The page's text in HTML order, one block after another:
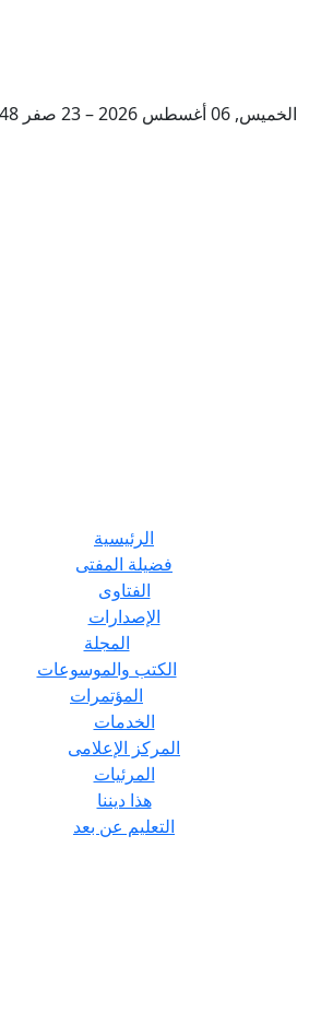
الخميس, 06 أغسطس 2026 – 23 صفر 1448 هـ
الرئيسية
فضيلة المفتى
الفتاوى
الإصدارات
المجلة
الكتب والموسوعات
المؤتمرات
الخدمات
المركز الإعلامى
المرئيات
هذا ديننا
التعليم عن بعد